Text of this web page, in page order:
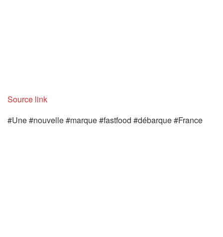
Source link
#Une #nouvelle #marque #fastfood #débarque #France